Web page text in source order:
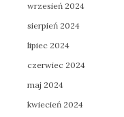
wrzesień 2024
sierpień 2024
lipiec 2024
czerwiec 2024
maj 2024
kwiecień 2024